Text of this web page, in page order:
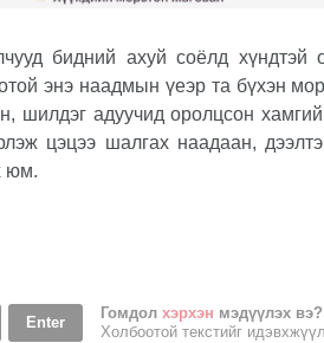
бидний ахуй соёлд хүндтэй
энэ наадмын үеэр та бүхэн
шилдэг адуучид оролцсон
цэцээ шалгах наадаан,
юм.
Enter
Гомдол хэрхэн мэдүүлэх вэ?
Холбоотой текстийг